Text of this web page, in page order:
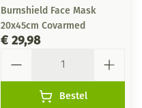
Burnshield Face Mask
20x45cm Covarmed
€ 29,98
Bestel